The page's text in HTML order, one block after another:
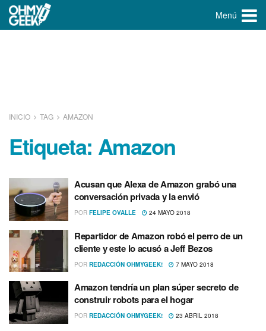
Menú
INICIO TAG AMAZON
Etiqueta: Amazon
Acusan que Alexa de Amazon grabó una
conversación privada y la envió
POR FELIPE OVALLE 24 MAYO 2018
Repartidor de Amazon robó el perro de un
cliente y este lo acusó a Jeff Bezos
POR REDACCIÓN OHMYGEEK! 7 MAYO 2018
Amazon tendrí­a un plan súper secreto de
construir robots para el hogar
POR REDACCIÓN OHMYGEEK! 23 ABRIL 2018